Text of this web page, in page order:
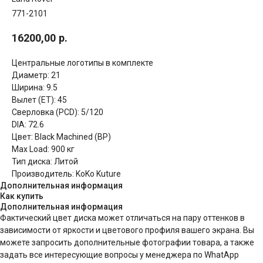
771-2101
16200,00 р.
Центральные логотипы в комплекте
Диаметр: 21
Ширина: 9.5
Вылет (ET): 45
Сверловка (PCD): 5/120
DIA: 72.6
Цвет: Black Machined (BP)
Max Load: 900 кг
Тип диска: Литой
Производитель: KoKo Kuture
Дополнительная информация
Как купить
Дополнительная информация
Фактический цвет диска может отличаться на пару оттенков в
зависимости от яркости и цветового профиля вашего экрана. Вы
можете запросить дополнительные фотографии товара, а также
задать все интересующие вопросы у менеджера по WhatApp